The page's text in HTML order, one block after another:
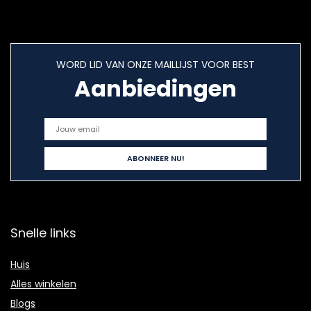
WORD LID VAN ONZE MAILLIJST VOOR BEST
Aanbiedingen
Snelle links
Huis
Alles winkelen
Blogs